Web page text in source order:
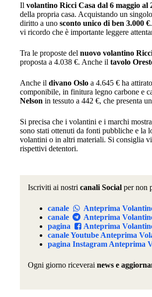
Il volantino Ricci Casa dal 6 maggio al
della propria casa. Acquistando un
diritto a uno sconto unico di ben 3.000 €
vi ricordo che è importante leggere
Tra le proposte del nuovo volantino
proposta a 4.038 €. Anche il tavolo
Anche il divano Oslo a 4.645 € ha
componibile, in finitura legno carbone e
Nelson in tessuto a 442 €, che presenta
Si precisa che i volantini e i marchi
sono stati ottenuti da fonti pubbliche e la
volantini o in altri materiali. Si consiglia
rispettivi detentori.
Iscriviti ai nostri canali Social per non
canale
Anteprima
canale
Anteprima
pagina
Anteprima
canale Youtube Anteprima
pagina Instagram Anteprima
Ogni giorno riceverai news e